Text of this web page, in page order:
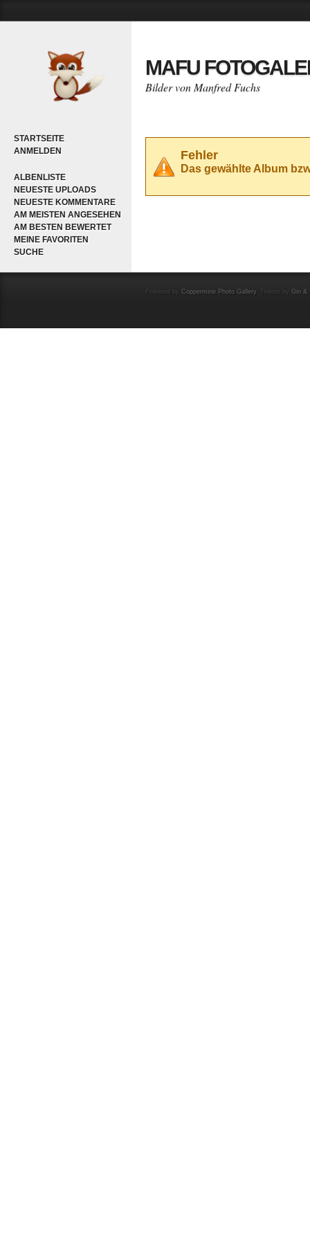
STARTSEITE
ANMELDEN
ALBENLISTE
NEUESTE UPLOADS
NEUESTE KOMMENTARE
AM MEISTEN ANGESEHEN
AM BESTEN BEWERTET
MEINE FAVORITEN
SUCHE
MAFU
Bilder von Manfred Fuchs
Fehler
Das gewählte Album
Powered by Coppermine Photo Gallery. Theme by Gin &